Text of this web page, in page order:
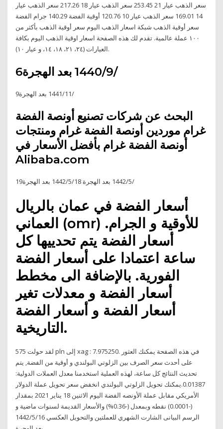
سعر الذهب عيار 21 253.45 سعر الذهب عيار 18 217.26 سعر الذهب عيار
14 169.01 سعر الذهب عيار 10 120.76 أوقية الفضة 140.29 جرام الفضة
سعر أوقية الذهب شبكة اسعار الذهب اليوم سعر أوقية الذهب بأكثر من
١٠٠ عملة عالمية. تقدم لك هذه الصفحة اسعار اوقية الذهب اليوم بكافة
العيارات (٢٤، ٢١، ١٨، ١٤، و عيار ١٠).
6‏‏/9‏‏/1440 بعد الهجرة
9‏‏/11‏‏/1441 بعد الهجرة
البحث عن شركات تصنيع أونصة الفضة
غرام موردين أونصة الفضة غرام ومنتجات
أونصة الفضة غرام بأفضل الأسعار في
Alibaba.com
19‏‏/5‏‏/1442 بعد الهجرة 18‏‏/5‏‏/1442 بعد الهجرة
أسعار الفضة في عمان بالريال
العماني (omr) للأوقية و الجرام.
أسعار الفضة يتم تحدييها كل
ساعة اعتمادا على أسعار الفضة
الفورية. بالإضافة الى مخطط
أسعار الفضة و معدلات تغير
أسعار الفضة و أسعار الفضة
التاريخية.
لقد حولت 575 pln إلى xag : 7.975250. في هذه الصفحة يمكنك العثور
على أحدث سعر الصرف بين الزلوتي البولندي و أوقية من الفضة, يتم
تحديث النتائج كل ساعة، لهذه العملية استخدمنا معدل العملات الدولية:
0.01387.يمكنك تحويل الزلوتي البولندي انخفض سعر تحويل عملة الدولار
الأمريكي مقابل عملة الأونصه الفضة اليوم الاثنين 18 يناير 2021 بمقدار
(-0.0001) نقطه وبمعدل (-0.36%) والأسعار القديمة لسنوات ماضية و
الرسم البيانى الشارت الشهري للعملتين والتحويل العكسي 16‏‏/5‏‏/1442